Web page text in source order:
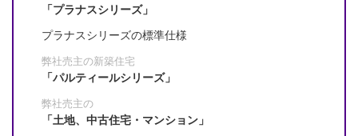
「プラナスシリーズ」
プラナスシリーズの標準仕様
弊社売主の新築住宅
「パルティールシリーズ」
弊社売主の
「土地、中古住宅・マンション」